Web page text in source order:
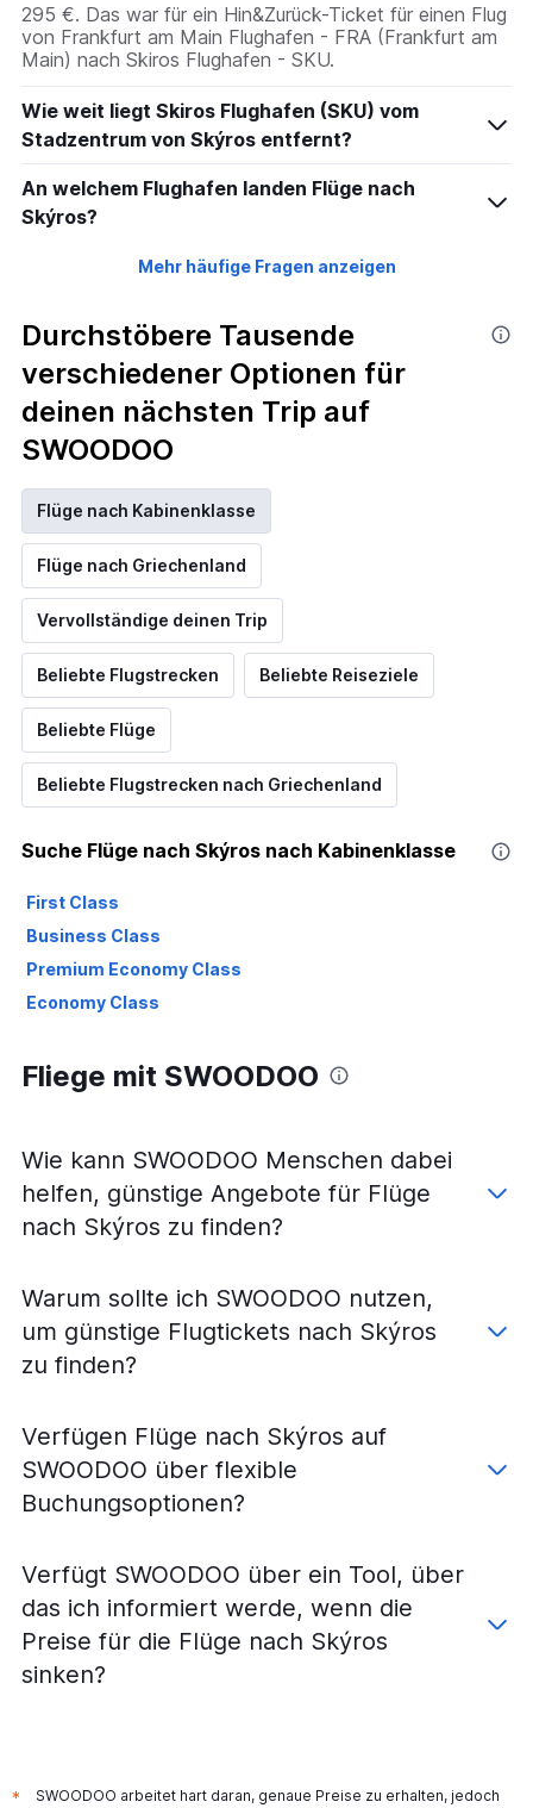
295 €. Das war für ein Hin&Zurück-Ticket für einen Flug
von Frankfurt am Main Flughafen - FRA (Frankfurt am
Main) nach Skiros Flughafen - SKU.
Wie weit liegt Skiros Flughafen (SKU) vom
Stadzentrum von Skýros entfernt?
An welchem Flughafen landen Flüge nach
Skýros?
Mehr häufige Fragen anzeigen
Durchstöbere Tausende
verschiedener Optionen für
deinen nächsten Trip auf
SWOODOO
Flüge nach Kabinenklasse
Flüge nach Griechenland
Vervollständige deinen Trip
Beliebte Flugstrecken Beliebte Reiseziele
Beliebte Flüge
Beliebte Flugstrecken nach Griechenland
Suche Flüge nach Skýros nach Kabinenklasse
First Class
Business Class
Premium Economy Class
Economy Class
Fliege mit SWOODOO
Wie kann SWOODOO Menschen dabei
helfen, günstige Angebote für Flüge
nach Skýros zu finden?
Warum sollte ich SWOODOO nutzen,
um günstige Flugtickets nach Skýros
zu finden?
Verfügen Flüge nach Skýros auf
SWOODOO über flexible
Buchungsoptionen?
Verfügt SWOODOO über ein Tool, über
das ich informiert werde, wenn die
Preise für die Flüge nach Skýros
sinken?
*
SWOODOO arbeitet hart daran, genaue Preise zu erhalten, jedoch